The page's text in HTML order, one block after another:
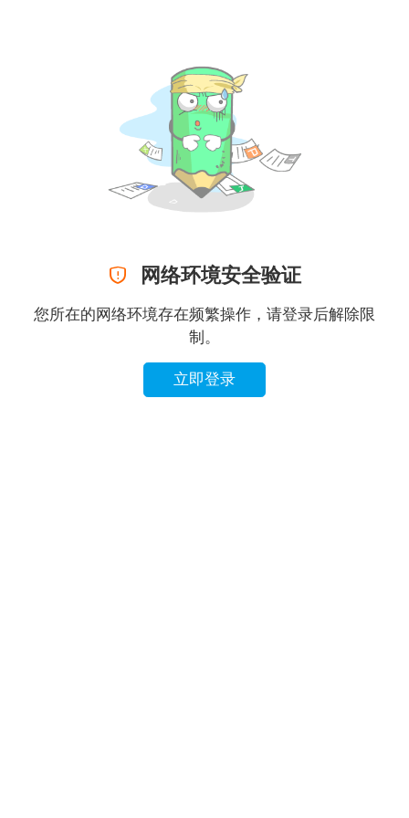
 网络环境安全验证
您所在的网络环境存在频繁操作，请登录后解除限
制。
立即登录